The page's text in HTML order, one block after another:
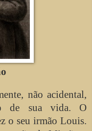
não acidental,
de sua vida. O
o seu irmão Louis.